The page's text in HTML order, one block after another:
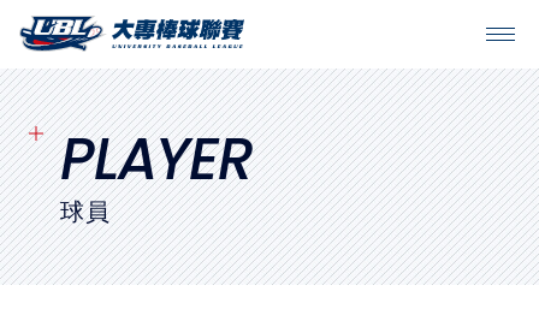
SITEMAP
首頁
球隊戰績
賽程表
PLAYER
球員